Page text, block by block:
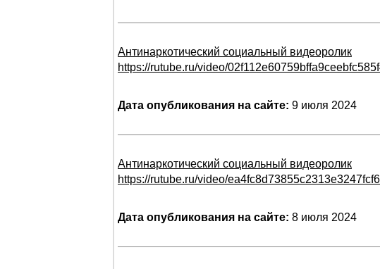
Антинаркотический социальный видеоролик
https://rutube.ru/video/
Дата опубликования на сайте: 9 июля 2024
Антинаркотический социальный видеоролик
https://rutube.ru/video/
Дата опубликования на сайте: 8 июля 2024